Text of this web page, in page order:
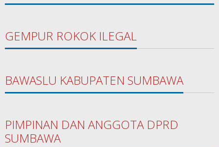
GEMPUR ROKOK ILEGAL
BAWASLU KABUPATEN SUMBAWA
PIMPINAN DAN ANGGOTA DPRD
SUMBAWA